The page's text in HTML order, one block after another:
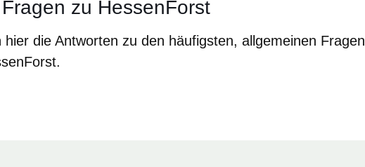
zu HessenForst
die Antworten zu den häufigsten, allgemeinen Fragen